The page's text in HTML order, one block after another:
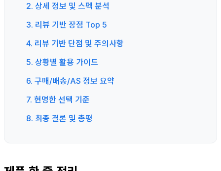
2. 상세 정보 및 스펙 분석
3. 리뷰 기반 장점 Top 5
4. 리뷰 기반 단점 및 주의사항
5. 상황별 활용 가이드
6. 구매/배송/AS 정보 요약
7. 현명한 선택 기준
8. 최종 결론 및 총평